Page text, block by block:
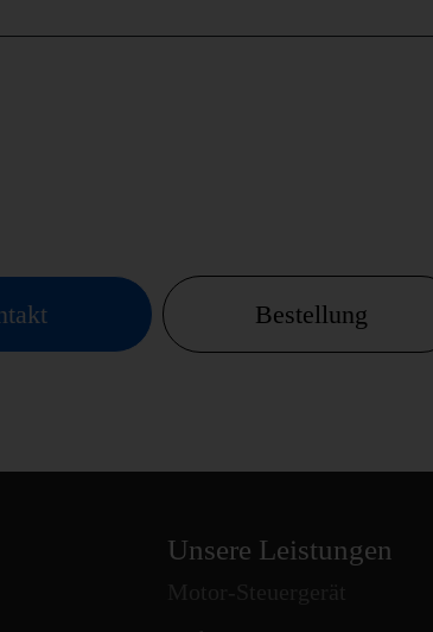
Bestellung
Unsere Leistungen